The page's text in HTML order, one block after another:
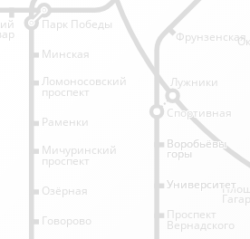
Лужники
Минская
Ломоносовский
проспект
Раменки
Парк Победы
Спортивная
Спортивная
Фрунзенская
Проспект
Вернадского
Воробьёвы
горы
Воробьёвы
горы
Университет
Университет
Говорово
Озёрная
Мичуринский
проспект